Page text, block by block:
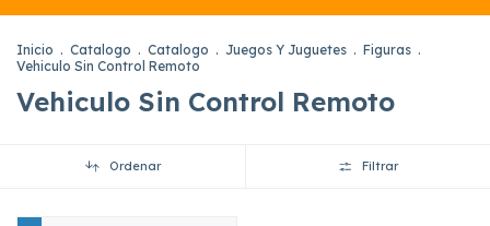
Inicio . Catalogo . Catalogo . Juegos Y Juguetes . Figuras .
Vehiculo Sin Control Remoto
Vehiculo Sin Control Remoto
Ordenar Filtrar